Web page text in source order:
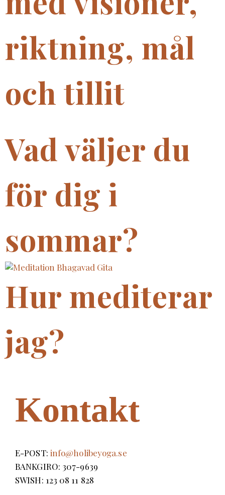
riktning, mål
och tillit
Vad väljer du
för dig i
sommar?
Hur mediterar
jag?
Kontakt
E-POST: info@holibeyoga.se
BANKGIRO: 307-9639
SWISH: 123 08 11 828